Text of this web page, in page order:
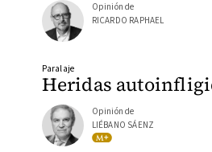
Opinión de
RICARDO RAPHAEL
Heridas
Paralaje
Opinión de
LIÉBANO SÁENZ